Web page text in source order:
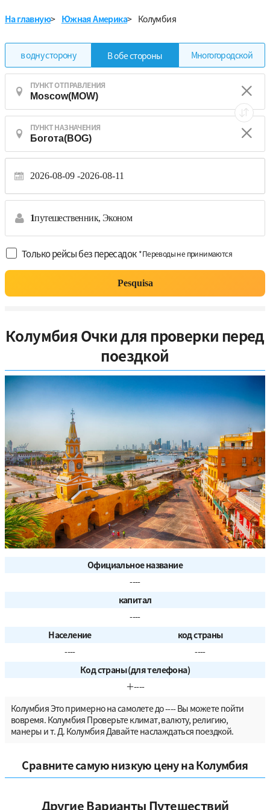
На главную> Южная Америка> Колумбия
в одну сторону В обе стороны Многогородской
ПУНКТ ОТПРАВЛЕНИЯ
ПУНКТ НАЗНАЧЕНИЯ
2026-08-09 2026-08-11
1путешественник, Эконом
Только рейсы без пересадок *Переводы не принимаются
Pesquisa
Колумбия Очки для проверки перед
поездкой
Официальное название
----
капитал
----
Население
код страны
----
----
Код страны (для телефона)
＋----
Колумбия Это примерно на самолете до ---- Вы можете пойти
вовремя. Колумбия Проверьте климат, валюту, религию,
манеры и т. Д. Колумбия Давайте наслаждаться поездкой.
Сравните самую низкую цену на Колумбия
Другие Варианты Путешествий